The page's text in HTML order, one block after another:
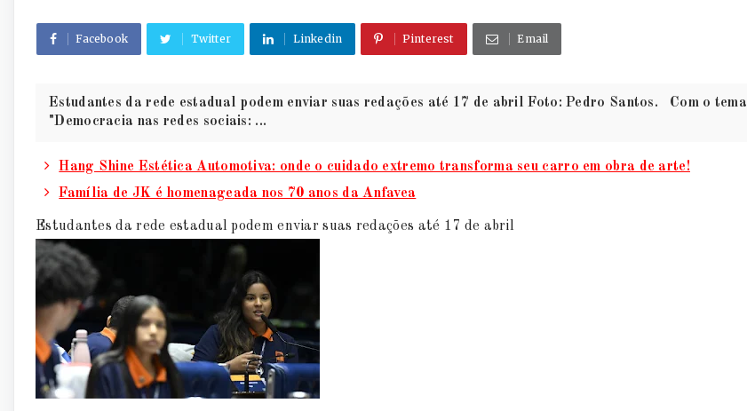
Facebook Twitter Linkedin Pinterest Email
Estudantes da rede estadual podem enviar suas redações até 17 de abril Foto: Pedro Santos. Com o tema
"Democracia nas redes sociais: ...
Hang Shine Estética Automotiva: onde o cuidado extremo transforma seu carro em obra de arte!
Família de JK é homenageada nos 70 anos da Anfavea
Estudantes da rede estadual podem enviar suas redações até 17 de abril